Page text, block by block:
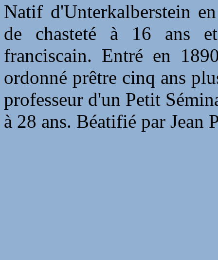
Natif d'Unterkalberstein
de chasteté à 16 ans
franciscain. Entré en
ordonné prêtre cinq ans
professeur d'un Petit
à 28 ans. Béatifié par Jean